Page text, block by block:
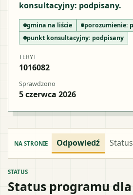
konsultacyjny: podpisany.
gmina na liście porozumienie:
punkt konsultacyjny: podpisany
TERYT
1016082
Sprawdzono
5 czerwca 2026
NA STRONIE Odpowiedź Status
STATUS
Status programu